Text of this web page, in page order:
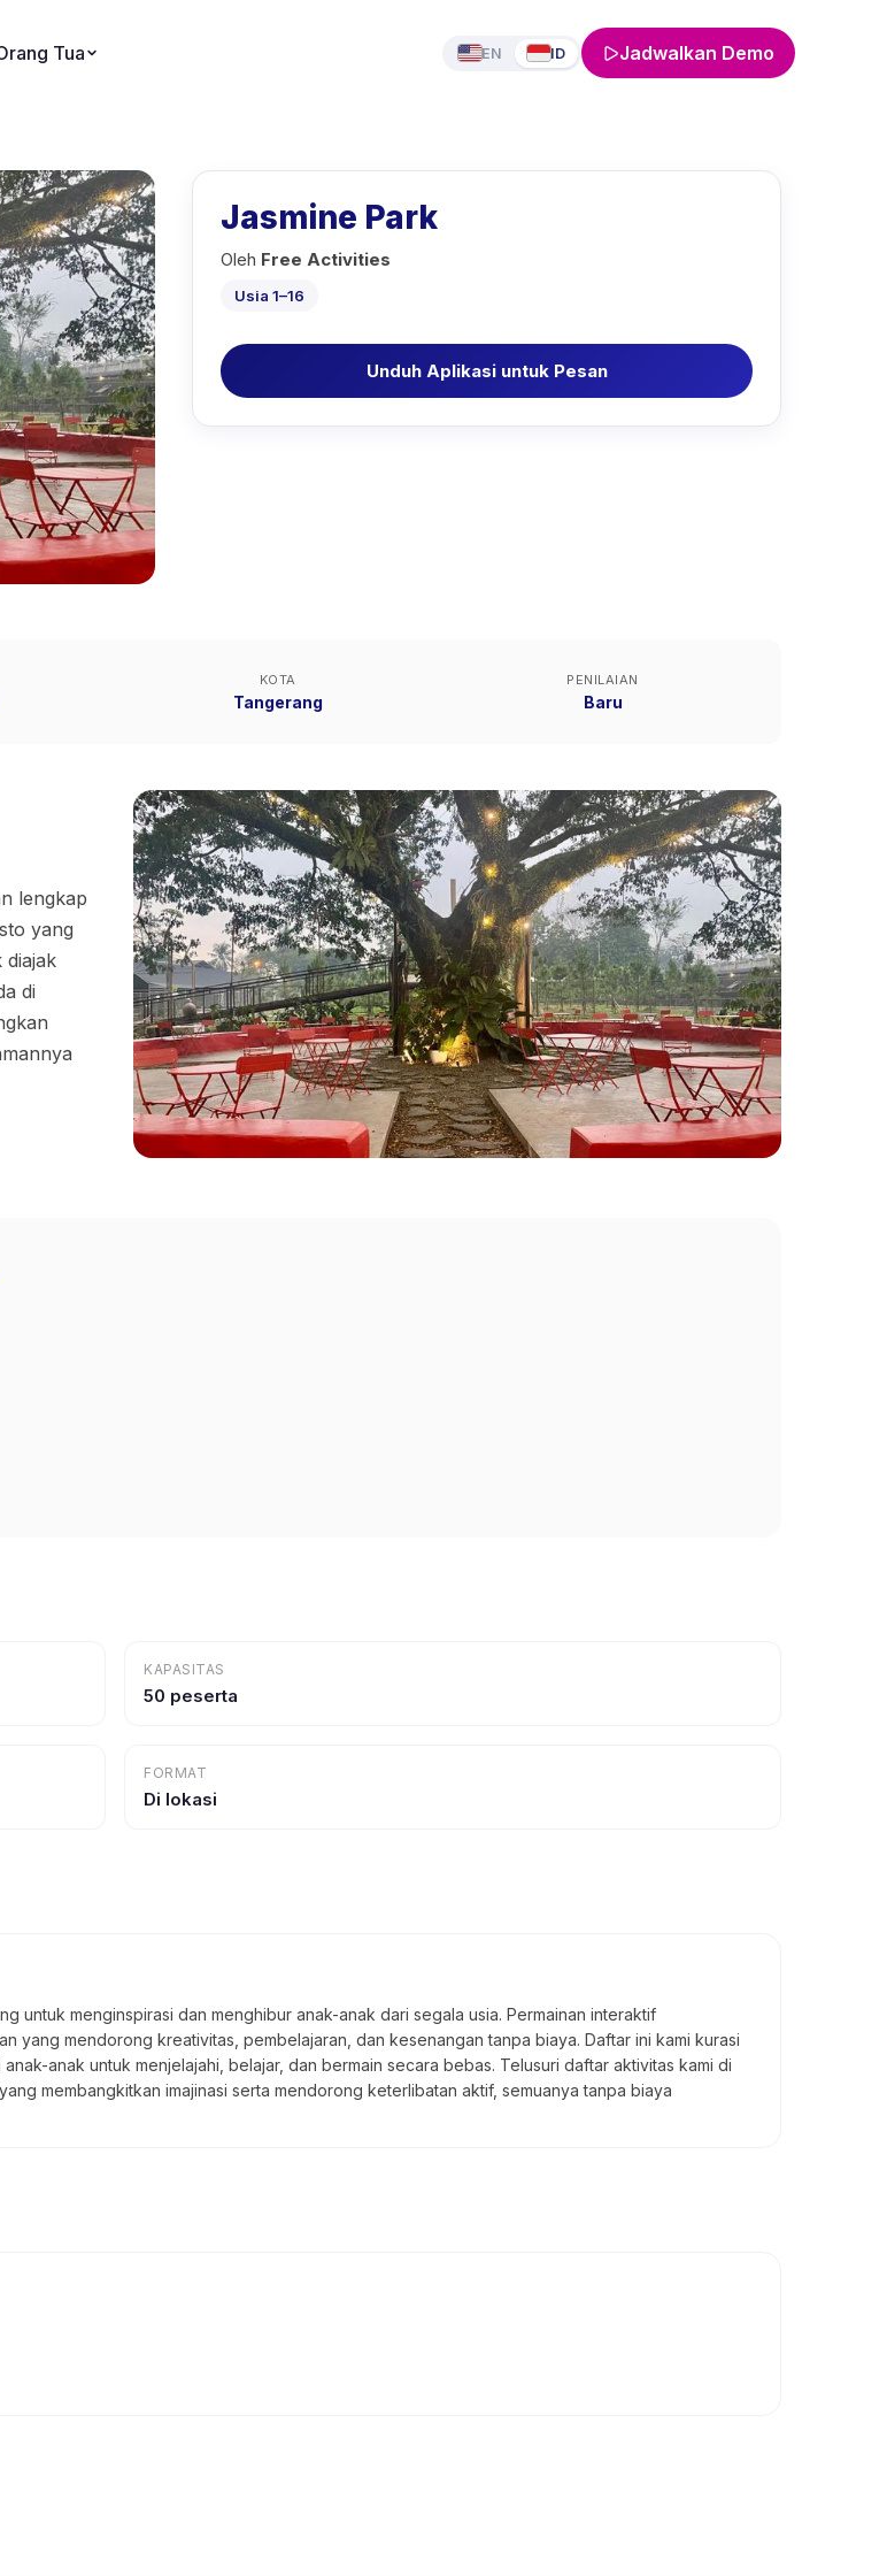
Tua EN ID Jadwalkan Demo
Jasmine Park
Oleh Free Activities
Usia 1–16
Unduh Aplikasi untuk Pesan
KOTA
Tangerang
PENILAIAN
Baru
lengkap
yang
diajak
di
KAPASITAS
50 peserta
FORMAT
Di lokasi
untuk menginspirasi dan menghibur anak-anak dari segala usia. Permainan interaktif
yang mendorong kreativitas, pembelajaran, dan kesenangan tanpa biaya. Daftar ini kami kurasi
anak untuk menjelajahi, belajar, dan bermain secara bebas. Telusuri daftar aktivitas kami di
membangkitkan imajinasi serta mendorong keterlibatan aktif, semuanya tanpa biaya